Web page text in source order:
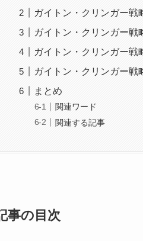
ガイトン・クリンガー戦
ガイトン・クリンガー戦
ガイトン・クリンガー戦
ガイトン・クリンガー戦
まとめ
関連ワード
関連する記事
事の目次